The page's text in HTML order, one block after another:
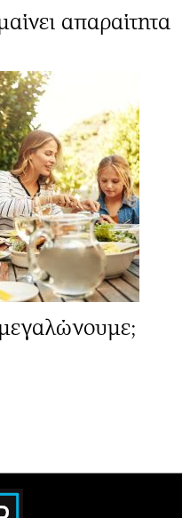
απαραίτητα